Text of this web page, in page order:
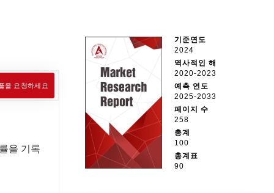
을 요청하세요
을 기록
기준연도
2024
역사적인 해
2020-2023
예측 연도
2025-2033
페이지 수
258
총계
100
총계표
90